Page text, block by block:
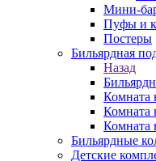
Мини-
Пуфы и
Постеры
Бильярдная
Назад
Комната
Комната
Комната
Бильярдные
Детские